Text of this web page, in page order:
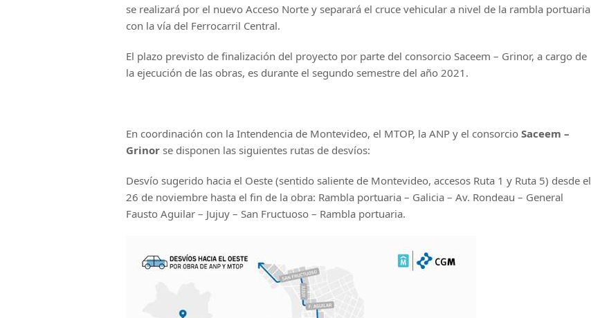
se realizará por el nuevo Acceso Norte y separará el cruce vehicular a nivel de la rambla portuaria
con la vía del Ferrocarril Central.
El plazo previsto de finalización del proyecto por parte del consorcio Saceem – Grinor, a cargo de
la ejecución de las obras, es durante el segundo semestre del año 2021.
En coordinación con la Intendencia de Montevideo, el MTOP, la ANP y el consorcio Saceem –
Grinor se disponen las siguientes rutas de desvíos:
Desvío sugerido hacia el Oeste (sentido saliente de Montevideo, accesos Ruta 1 y Ruta 5) desde el
26 de noviembre hasta el fin de la obra: Rambla portuaria – Galicia – Av. Rondeau – General
Fausto Aguilar – Jujuy – San Fructuoso – Rambla portuaria.